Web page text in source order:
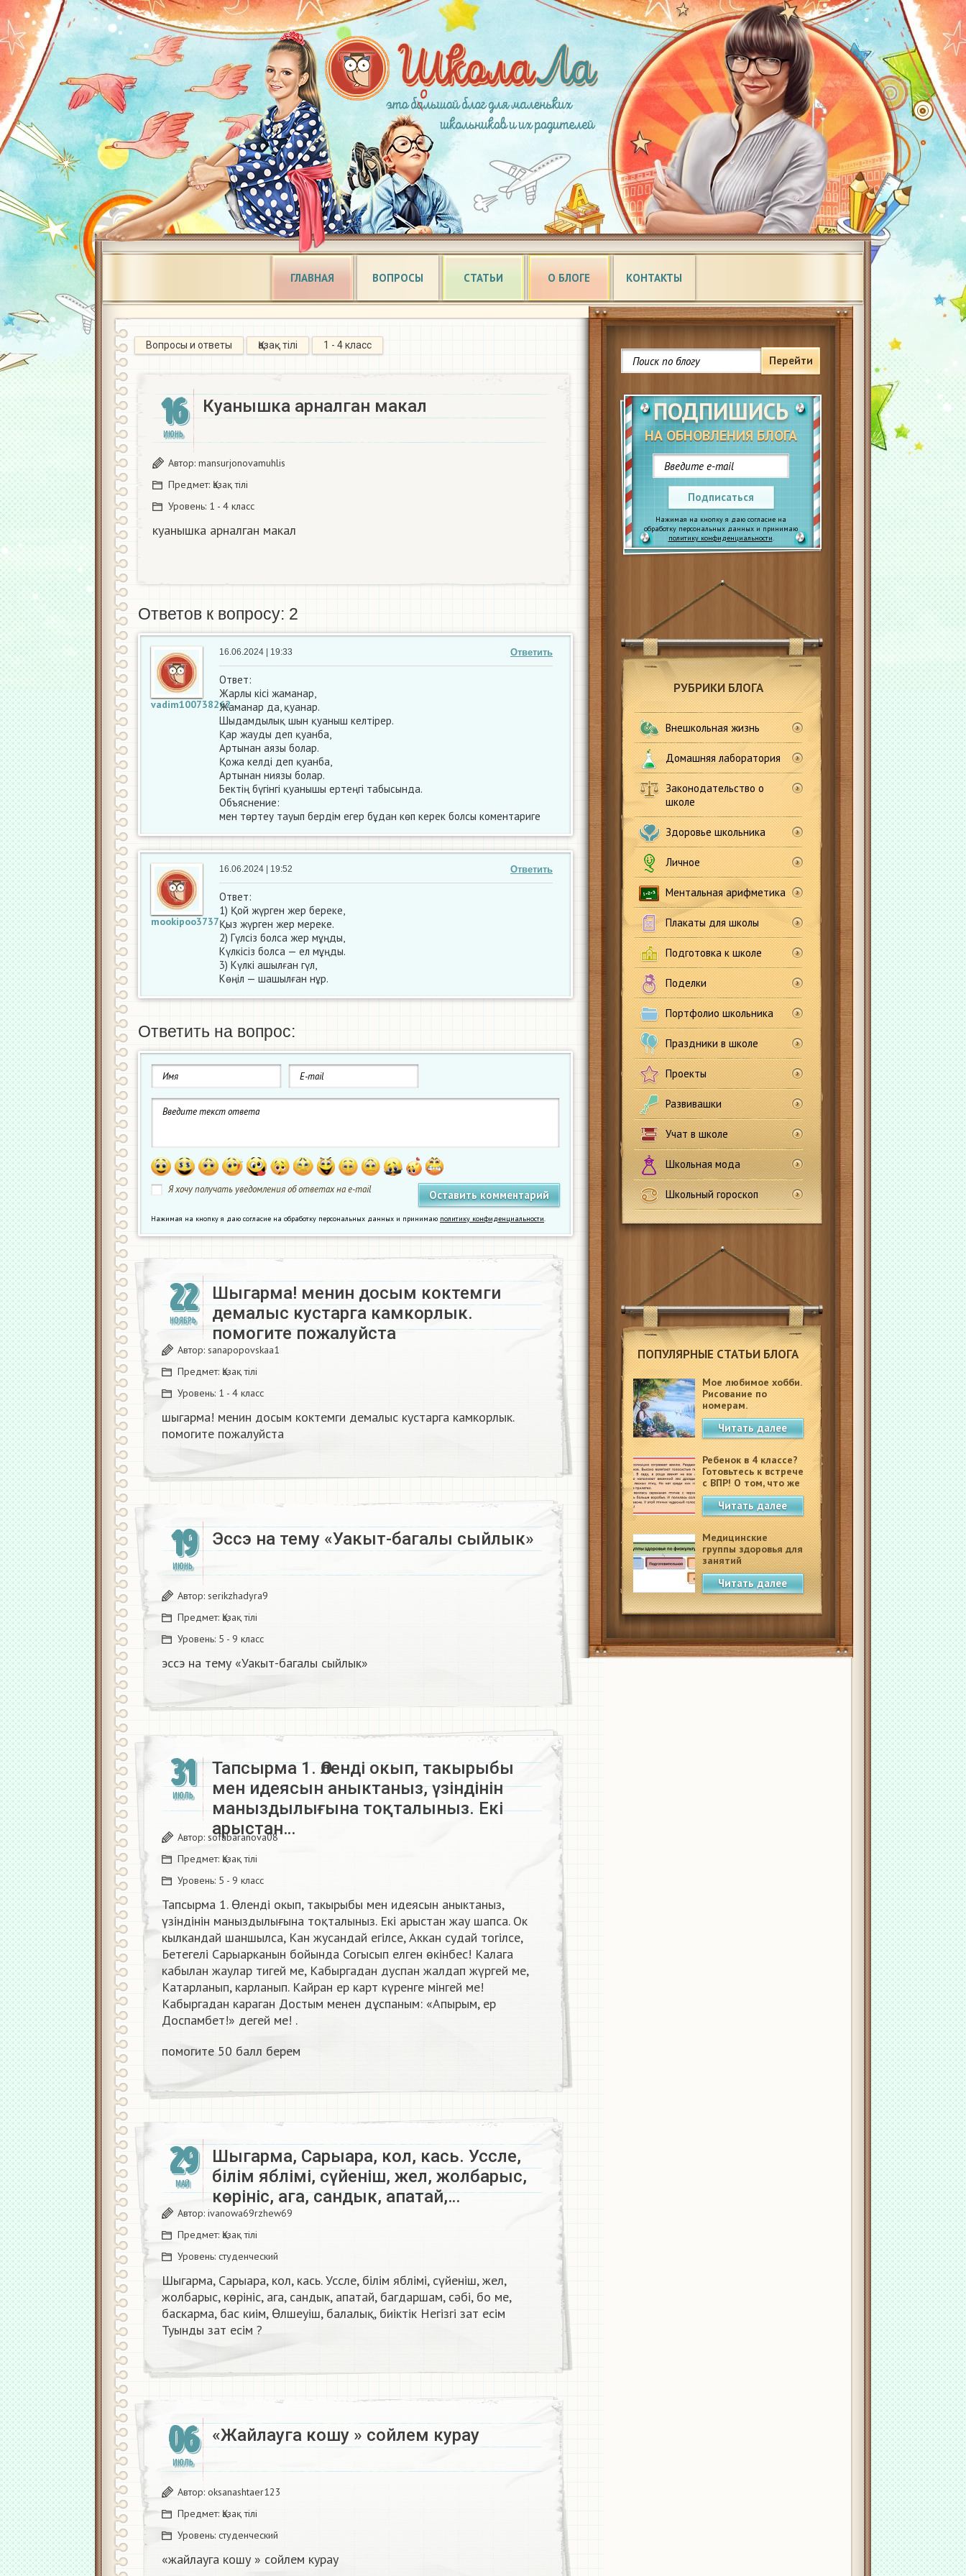
ГЛАВНАЯ ВОПРОСЫ СТАТЬИ О БЛОГЕ КОНТАКТЫ
Перейти
ПОДПИШИСЬ
НА ОБНОВЛЕНИЯ БЛОГА
Подписаться
Нажимая на кнопку я даю согласие на
обработку персональных данных и принимаю
политику конфиденциальности.
РУБРИКИ БЛОГА
Внешкольная жизнь
Домашняя лаборатория
Законодательство о
школе
Здоровье школьника
Личное
Ментальная арифметика
Плакаты для школы
Подготовка к школе
Поделки
Портфолио школьника
Праздники в школе
Проекты
Развивашки
Учат в школе
Школьная мода
Школьный гороскоп
ПОПУЛЯРНЫЕ СТАТЬИ БЛОГА
Мое любимое хобби.
Рисование по
номерам.
Читать далее
Ребенок в 4 классе?
Готовьтесь к встрече
с ВПР! О том, что же
это такое.
Читать далее
Медицинские
группы здоровья для
занятий
физкультурой в
школеЧитать далее
Вопросы и ответы Қазақ тiлi 1 - 4 класс
16
ИЮНЬ
Куанышка арналган макал ​
Автор: mansurjonovamuhlis
Предмет: Қазақ тiлi
Уровень: 1 - 4 класс
куанышка арналган макал
Ответов к вопросу: 2
vadim100738262
Ответить
16.06.2024 | 19:33
Ответ:
Жарлы кісі жаманар,
Жаманар да, қуанар.
Шыдамдылық шын қуаныш келтірер.
Қар жауды деп қуанба,
Артынан аязы болар.
Қожа келді деп қуанба,
Артынан ниязы болар.
Бектің бүгінгі қуанышы ертеңгі табысында.
Объяснение:
мен төртеу тауып бердім егер бұдан көп керек болсы коментариге
mookipoo3737
Ответить
16.06.2024 | 19:52
Ответ:
1) Қой жүрген жер береке,
Қыз жүрген жер мереке.
2) Гүлсіз болса жер мұңды,
Күлкісіз болса — ел мұңды.
3) Күлкі ашылған гүл,
Көңіл — шашылған нұр.
Ответить на вопрос:
Я хочу получать уведомления об ответах на e-mail
Нажимая на кнопку я даю согласие на обработку персональных данных и принимаю политику конфиденциальности.
22
НОЯБРЬ
Шыгарма! менин досым коктемги
демалыс кустарга камкорлык.
помогите пожалуйста​
Автор: sanapopovskaa1
Предмет: Қазақ тiлi
Уровень: 1 - 4 класс
шыгарма! менин досым коктемги демалыс кустарга камкорлык.
помогите пожалуйста​
19
ИЮНЬ
Эссэ на тему «Уакыт-багалы сыйлык»​
Автор: serikzhadyra9
Предмет: Қазақ тiлi
Уровень: 5 - 9 класс
эссэ на тему «Уакыт-багалы сыйлык»​
31
ИЮЛЬ
Тапсырма 1. Өлендi окып, такырыбы
мен идеясын аныктаныз, үзіндінін
маныздылығына тоқталыныз. Екi
арыстан…
Автор: sofabaranova08
Предмет: Қазақ тiлi
Уровень: 5 - 9 класс
Тапсырма 1. Өлендi окып, такырыбы мен идеясын аныктаныз,
үзіндінін маныздылығына тоқталыныз. Екi арыстан жау шапса. Ок
кылкандай шаншылса, Кан жусандай егілсе, Аккан судай тогiлсе,
Бетегелі Сарыарканын бойында Согысып елген өкінбес! Калага
кабылан жаулар тигей ме, Кабыргадан дуспан жалдап жүргей ме,
Катарланып, карланып. Кайран ер карт күренге мiнгей ме!
Кабыргадан караган Достым менен дұспаным: «Апырым, ер
Доспамбет!» дегей ме! .
помогите 50 балл берем​
29
МАЙ
Шыгарма, Сарыара, кол, кась. Уссле,
білім яблімі, сүйеніш, жел, жолбарыс,
көрініс, ага, сандык, апатай,…
Автор: ivanowa69rzhew69
Предмет: Қазақ тiлi
Уровень: студенческий
Шыгарма, Сарыара, кол, кась. Уссле, білім яблімі, сүйеніш, жел,
жолбарыс, көрініс, ага, сандык, апатай, багдаршам, сәбі, бо ме,
баскарма, бас киім, Өлшеуіш, балалық, биіктік Негізгі зат есім
Туынды зат есім ?​
06
ИЮЛЬ
«Жайлауга кошу » сойлем курау
Автор: oksanashtaer123
Предмет: Қазақ тiлi
Уровень: студенческий
«жайлауга кошу » сойлем курау